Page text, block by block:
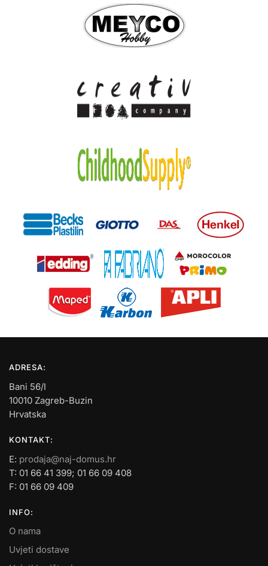
ADRESA:
Bani 56/I
10010 Zagreb-Buzin
Hrvatska
KONTAKT:
E: prodaja@naj-domus.hr
T: 01 66 41 399; 01 66 09 408
F: 01 66 09 409
INFO:
O nama
Uvjeti dostave